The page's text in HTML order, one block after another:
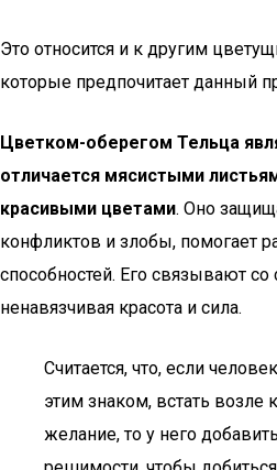
Это относится и к другим
которые предпочитает данный
Цветком-оберегом Тельца
отличается мясистыми
красивыми цветами. Оно
конфликтов и злобы, помогает
способностей. Его связывают
ненавязчивая красота и сила.
Считается, что, если
этим знаком, встать возле
желание, то у него